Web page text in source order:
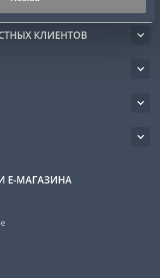
КЛИЕНТОВ
Е-МАГАЗИНА